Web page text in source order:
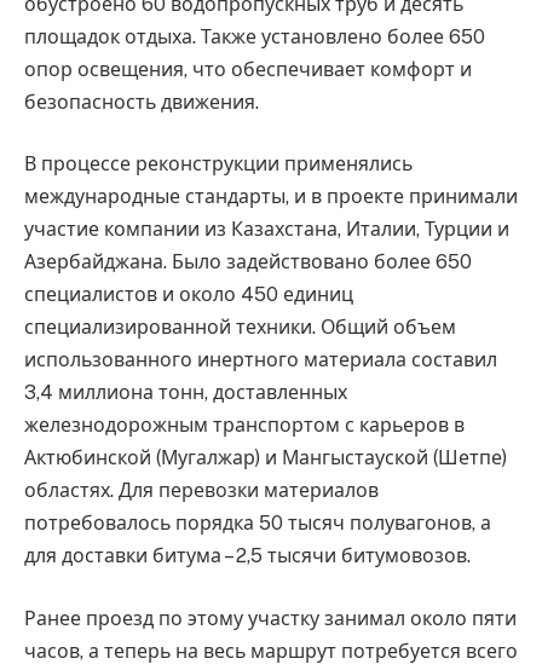
площадок отдыха. Также установлено более 650
опор освещения, что обеспечивает комфорт и
безопасность движения.
В процессе реконструкции применялись
международные стандарты, и в проекте принимали
участие компании из Казахстана, Италии, Турции и
Азербайджана. Было задействовано более 650
специалистов и около 450 единиц
специализированной техники. Общий объем
использованного инертного материала составил
3,4 миллиона тонн, доставленных
железнодорожным транспортом с карьеров в
Актюбинской (Мугалжар) и Мангыстауской (Шетпе)
областях. Для перевозки материалов
потребовалось порядка 50 тысяч полувагонов, а
для доставки битума – 2,5 тысячи битумовозов.
Ранее проезд по этому участку занимал около пяти
часов, а теперь на весь маршрут потребуется всего